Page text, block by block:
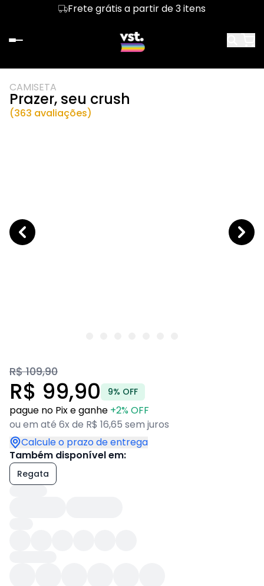
Frete grátis a partir de 3 itens
CAMISETA
Prazer, seu crush
(363 avaliações)
R$ 109,90
R$ 99,90 9% OFF
pague no Pix e ganhe +2% OFF
ou em até 6x de R$ 16,65 sem juros
Calcule o prazo de entrega
Também disponível em:
Regata